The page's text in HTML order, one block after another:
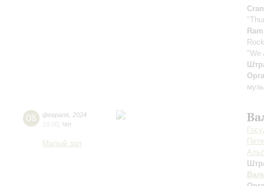
"We
08 февраля 2024
19:00 Чт
Малый зал